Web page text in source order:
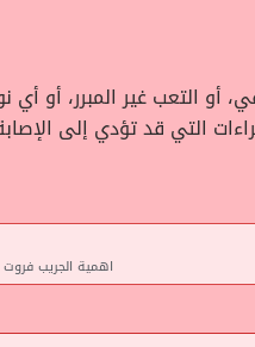
التعب غير المبرر، أو أي
التي قد تؤدي إلى
اهمية الجريب